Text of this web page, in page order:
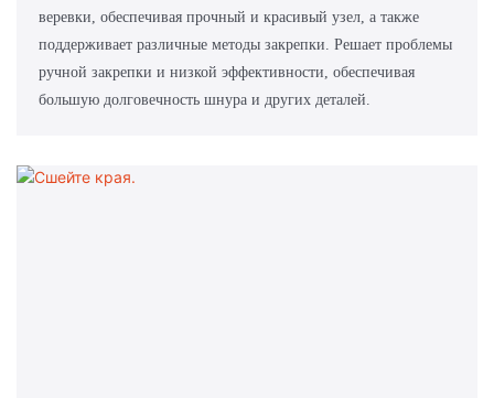
веревки, обеспечивая прочный и красивый узел, а также
поддерживает различные методы закрепки. Решает проблемы
ручной закрепки и низкой эффективности, обеспечивая
большую долговечность шнура и других деталей.